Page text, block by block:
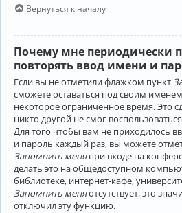
Вернуться к началу
Почему мне периодически
повторять ввод имени и
Если вы не отметили флажком пункт
сможете оставаться под своим
некоторое ограниченное время. Это
никто другой не смог
Для того чтобы вам не приходилось
и пароль каждый раз, вы можете
Запомнить меняпри входе на
делать это на общедоступном
библиотеке, интернет-кафе,
Запомнить меняотсутствует, это
отключил эту функцию.